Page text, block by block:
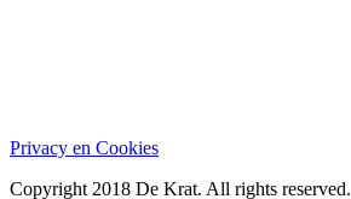
Privacy en Cookies
Copyright 2018 De Krat. All rights reserved.